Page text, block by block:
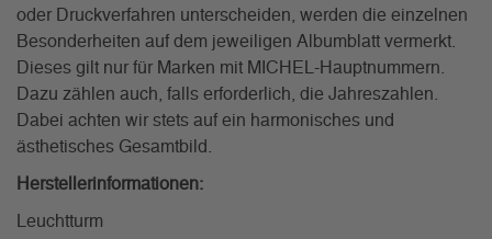
oder Druckverfahren unterscheiden, werden die einzelnen
Besonderheiten auf dem jeweiligen Albumblatt vermerkt.
Dieses gilt nur für Marken mit MICHEL-Hauptnummern.
Dazu zählen auch, falls erforderlich, die Jahreszahlen.
Dabei achten wir stets auf ein harmonisches und
ästhetisches Gesamtbild.
Herstellerinformationen:
Leuchtturm